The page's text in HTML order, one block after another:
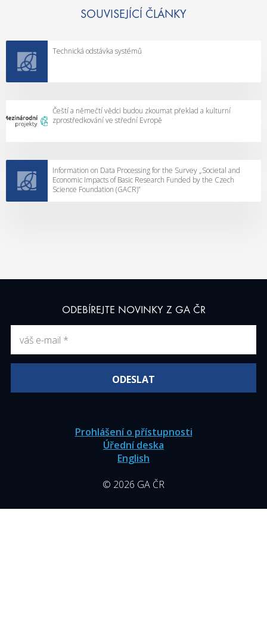
SOUVISEJÍCÍ ČLÁNKY
Technická odstávka systémů
Čeští a němečtí vědci budou zkoumat překlad a kulturní
zprostředkování ve střední Evropě
Information on Data Processing for the Survey „Societal and
Economic Impacts of Basic Research Funded by the Czech
Science Foundation (GACR)”
ODEBÍREJTE NOVINKY Z GA ČR
Prohlášení o přístupnosti
Úřední deska
English
© 2026 GA ČR